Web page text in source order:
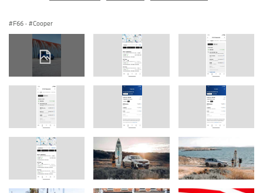
F66 · Cooper